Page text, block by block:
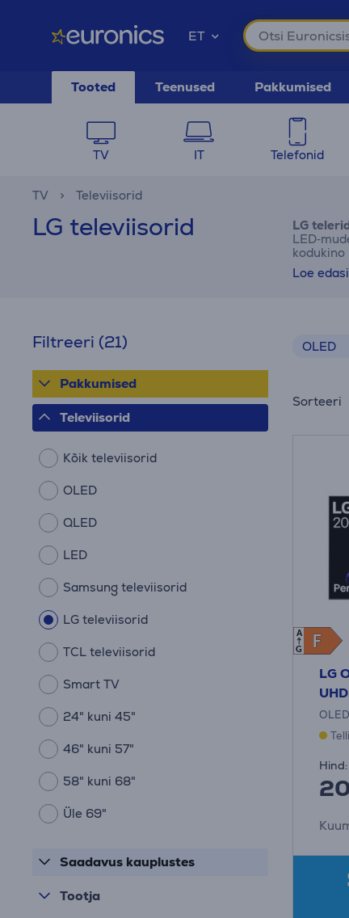
ET
Tooted Teenused Pakkumised
TV IT Telefonid
TV Televiisorid
LG televiisorid LG
Loe edasi
Filtreeri (21)
Pakkumised
Televiisorid
Kõik televiisorid
OLED
QLED
LED
Samsung televiisorid
LG televiisorid
TCL televiisorid
Smart TV
24" kuni 45"
46" kuni 57"
58" kuni 68"
Üle 69"
Saadavus kauplustes
Tootja
OLED
Sorteeri
F
F
A
G
LG
Hind: